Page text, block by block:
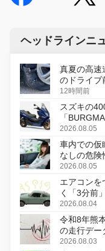
ヘッドラインニ
真夏の高速
のドライブ
12時間前
スズキの
「
変更し、8
2026.08.05
車内での仮
なしの危険
2026.08.05
エアコン
く「3分前
2026.08.04
令和8年熊
の走行デー
2026.08.03